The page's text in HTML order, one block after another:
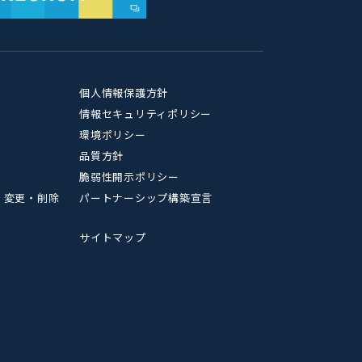
変更・削除
個人情報保護方針
情報セキュリティポリシー
環境ポリシー
品質方針
脆弱性開示ポリシー
パートナーシップ構築宣言
サイトマップ